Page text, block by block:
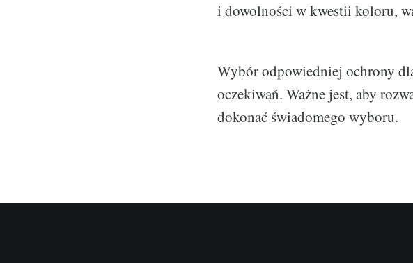
i dowolności w kwestii koloru,
Wybór odpowiedniej ochrony
oczekiwań. Ważne jest, aby
dokonać świadomego wyboru.